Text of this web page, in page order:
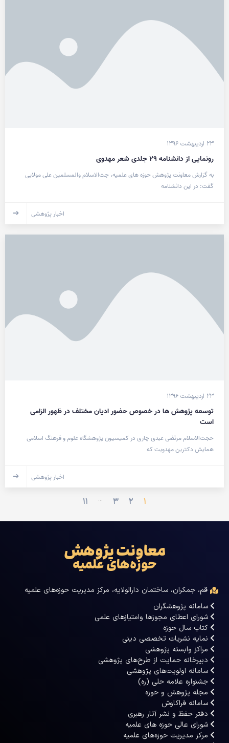
۲۳ اردیبهشت ۱۳۹۶
رونمایی از دانشنامه ۲۹ جلدی شعر مهدوی
به گزارش معاونت پژوهش حوزه های علمیه، جت‌الاسلام والمسلمین علی مولایی
گفت: در این دانشنامه
اخبار پژوهشی
۲۳ اردیبهشت ۱۳۹۶
توسعه پژوهش ها در خصوص حضور ادیان مختلف در ظهور الزامی
است
حجت‌الاسلام مرتضی عبدی چاری در کمیسیون پژوهشگاه علوم و فرهنگ اسلامی
همایش دکترین مهدویت که
اخبار پژوهشی
۱ ۲ ۳ ... ۱۱
معاونت پژوهش
حوزه‌های علمیه
قم، جمکران، ساختمان دارالولایه، مرکز مدیریت حوزه‌های علمیه
سامانه پژوهشگران
شورای اعطای مجوزها وامتیازهای علمی
کتاب سال حوزه
نمایه نشریات تخصصی دینی
مراکز وابسته پژوهشی
دبیرخانه حمایت از طرح‌های پژوهشی
سامانه اولویت‌های پژوهشی
جشنواره علامه حلی (ره)
مجله پژوهش و حوزه
سامانه فراکاوش
دفتر حفظ و نشر آثار رهبری
شورای عالی حوزه های علمیه
مرکز مدیریت حوزه‌های علمیه